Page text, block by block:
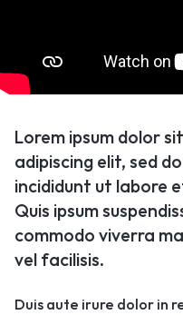
Lorem ipsum dolor
adipiscing elit, sed
incididunt ut labore
Quis ipsum
commodo viverra
vel facilisis.
Duis aute irure dolor in